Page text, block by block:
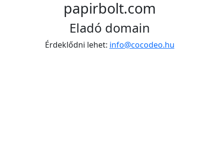
papirbolt.com
Eladó domain
Érdeklődni lehet: info@cocodeo.hu